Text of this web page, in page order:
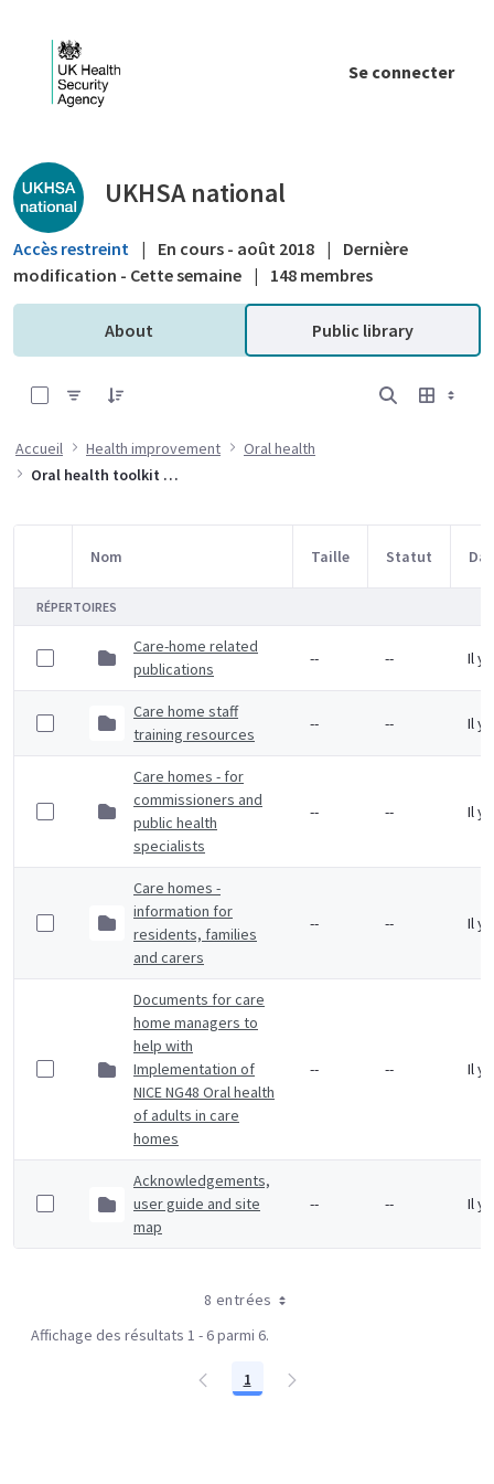
Se connecter
Public library - UKHSA national
UKHSA national
Accès restreint | En cours - août 2018 |
Dernière
modification - Cette semaine | 148 membres
About Public library
Accueil Health improvement
Oral health
Oral health toolkit for adults in care homes
Sélection d'article
Nom Taille Statut
RÉPERTOIRES
Care-home related
publications
-- -- Il y
Care home staff
training resources
-- -- Il y
Care homes - for
commissioners and
public health
specialists
-- -- Il y
Care homes -
information for
residents, families
and carers
-- -- Il y
Documents for care
home managers to
help with
Implementation of
NICE NG48 Oral health
of adults in care
homes
-- -- Il y
Acknowledgements,
user guide and site
map
-- -- Il y
8 entrées
Affichage des résultats 1 - 6 parmi 6.
Page
1